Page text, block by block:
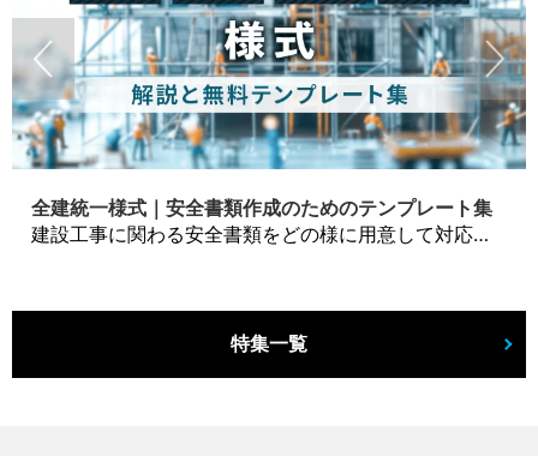
全建統一様式｜安全書類作成のためのテンプレート集
建設工事に関わる安全書類をどの様に用意して対応するか？関連書式テンプレートから書き方の注意点などの役立つコラムをbizoceanがお届けします。
特集一覧